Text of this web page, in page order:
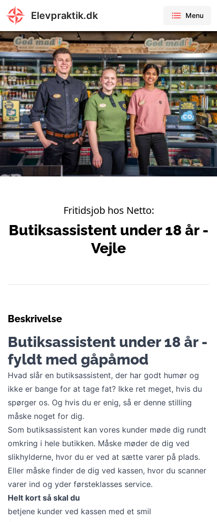
Elevpraktik.dk Menu
Fritidsjob hos Netto:
Butiksassistent under 18 år -
Vejle
Beskrivelse
Butiksassistent under 18 år -
fyldt med gåpåmod
Hvad slår en butiksassistent, der har godt humør og
ikke er bange for at tage fat? Ikke ret meget, hvis du
spørger os. Og hvis du er enig, så er denne stilling
måske noget for dig.
Som butiksassistent kan vores kunder møde dig rundt
omkring i hele butikken. Måske møder de dig ved
slikhylderne, hvor du er ved at sætte varer på plads.
Eller måske finder de dig ved kassen, hvor du scanner
varer ind og yder førsteklasses service.
Helt kort så skal du
betjene kunder ved kassen med et smil